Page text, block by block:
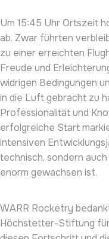
Um 15:45 Uhr Ortszeit
ab. Zwar führten
zu einer erreichten
Freude und
widrigen Bedingungen
in die Luft gebracht zu
Professionalität und
erfolgreiche Start
intensiven
technisch, sondern
enorm gewachsen ist.
WARR Rocketry
Höchstetter-Stiftung